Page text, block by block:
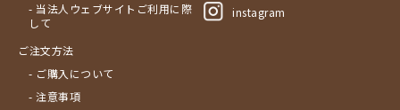
- 当法人ウェブサイトご利用に際
して
ご注文方法
- ご購入について
- 注意事項
instagram